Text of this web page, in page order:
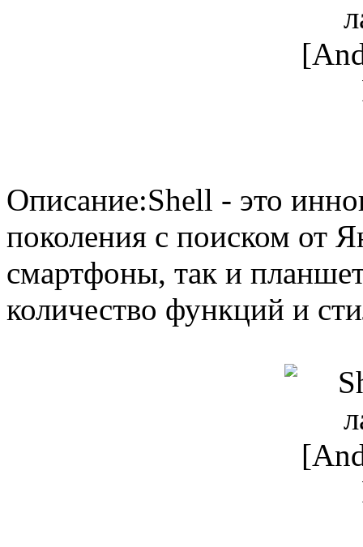
Описание:Shell - это
поколения с поиском от
смартфоны, так и
количество функций и